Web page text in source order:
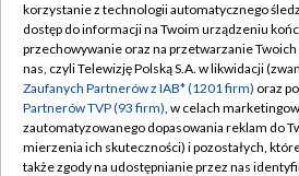
TVP
Abonament TVP
Emisja w TVP
Centrum informacji TVP
Naziemna Telewizja Cyfrowa
Regulamin
Polityka
Moje zgody
Pomoc
korzystanie z technologii automatycznego
dostęp do informacji na Twoim urządzeniu
przechowywanie oraz na przetwarzanie
nas, czyli Telewizję Polską S.A. w likwidacji
Zaufanych Partnerów z IAB* (1201 firm) oraz
Partnerów TVP (93 firm), w celach
zautomatyzowanego dopasowania reklam do
mierzenia ich skuteczności) i pozostałych,
także zgody na udostępnianie przez nas